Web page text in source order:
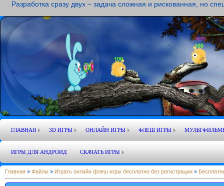
Разработка сразу двух – задача сложная и рискованная, но
ГЛАВНАЯ 3D ИГРЫ ОНЛАЙН ИГРЫ ФЛЕШ ИГРЫ
ИГРЫ ДЛЯ АНДРОИД СКАЧАТЬ ИГРЫ
Главная » Файлы » Играть онлайн флеш игры бесплатно без регистрации »